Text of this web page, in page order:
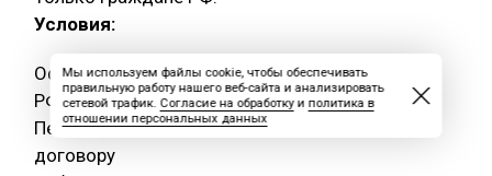
Условия:
Официальное трудоустройство согласно ТК
РФ
Первые 2 вахты трудоустройство по гпх
договору
Мы используем файлы cookie, чтобы обеспечивать
правильную работу нашего веб-сайта и анализировать
сетевой трафик. Согласие на обработкуи политика в
отношении персональных данных